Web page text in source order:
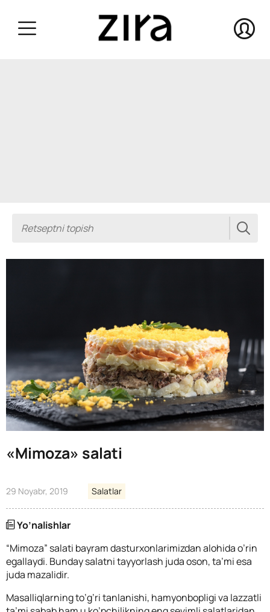
«Mimoza» salati
29 Noyabr, 2019 Salatlar
Yo’nalishlar
“Mimoza” salati bayram dasturxonlarimizdan alohida o’rin
egallaydi. Bunday salatni tayyorlash juda oson, ta’mi esa
juda mazalidir.
Masalliqlarning to’g’ri tanlanishi, hamyonbopligi va lazzatli